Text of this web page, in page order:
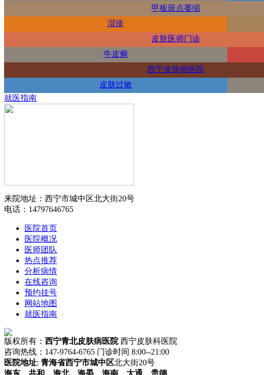
甲板斑点萎缩
湿疹
皮肤医师门诊
牛皮癣
西宁皮肤病医院
皮肤过敏
就医指南
来院地址：西宁市城中区北大街20号
电话：14797646765
医院首页
医院概况
医师团队
热点推荐
分析病情
在线咨询
预约挂号
网站地图
就医指南
版权所有： 西宁青北皮肤病医院西宁皮肤科医院
咨询热线：147-9764-6765 门诊时间 8:00--21:00
医院地址: 青海省西宁市城中区北大街20号
海东
共和 海北、 海晏 海南 大通 贵德